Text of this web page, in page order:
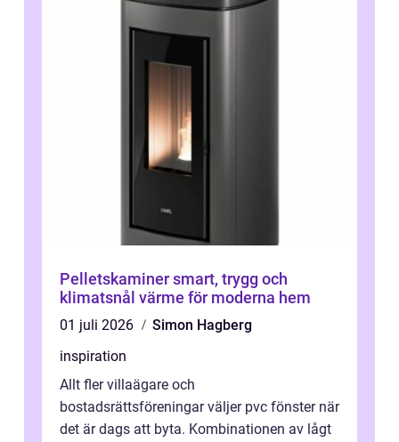
Pelletskaminer smart, trygg och
klimatsnål värme för moderna hem
01 juli 2026
Simon Hagberg
inspiration
Allt fler villaägare och
bostadsrättsföreningar väljer pvc fönster när
det är dags att byta. Kombinationen av lågt